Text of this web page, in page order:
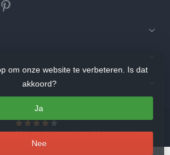
van11beoordelingen.Lees 11 beoordelingen
om onze website te verbeteren. Is dat
akkoord?
Ja
Nee